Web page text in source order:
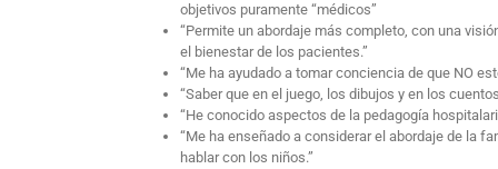
objetivos puramente “médicos”
“Permite un abordaje más completo, con una
el bienestar de los pacientes.”
“Me ha ayudado a tomar conciencia de que NO
“Saber que en el juego, los dibujos y en los
“He conocido aspectos de la pedagogía
“Me ha enseñado a considerar el abordaje de la
hablar con los niños.”